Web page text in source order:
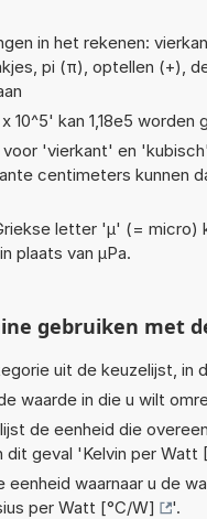
in het rekenen:
pi (π), optellen (+),
x 10^5' kan 1,18e5
'vierkant' en
centimeters kunnen
letter 'µ' (= micro)
plaats van µPa.
gebruiken met
uit de keuzelijst, in
waarde in die u wilt
de eenheid die
dit geval 'Kelvin per Watt
eenheid waarnaar u de
per Watt [°C/W] '.